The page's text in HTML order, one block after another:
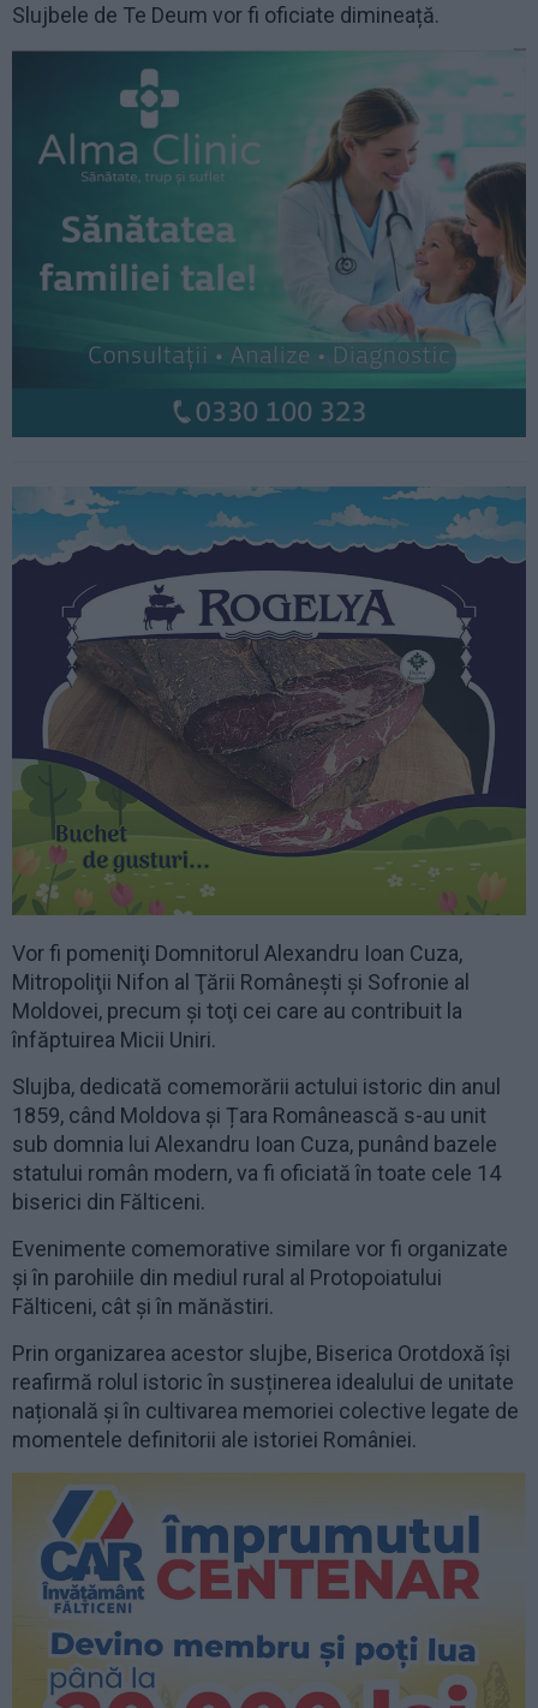
Slujbele de Te Deum vor fi oficiate dimineață.
Vor fi pomeniţi Domnitorul Alexandru Ioan Cuza,
Mitropoliţii Nifon al Ţării Româneşti şi Sofronie al
Moldovei, precum şi toţi cei care au contribuit la
înfăptuirea Micii Uniri.
Slujba, dedicată comemorării actului istoric din anul
1859, când Moldova și Țara Românească s-au unit
sub domnia lui Alexandru Ioan Cuza, punând bazele
statului român modern, va fi oficiată în toate cele 14
biserici din Fălticeni.
Evenimente comemorative similare vor fi organizate
și în parohiile din mediul rural al Protopoiatului
Fălticeni, cât și în mănăstiri.
Prin organizarea acestor slujbe, Biserica Orotdoxă își
reafirmă rolul istoric în susținerea idealului de unitate
națională și în cultivarea memoriei colective legate de
momentele definitorii ale istoriei României.